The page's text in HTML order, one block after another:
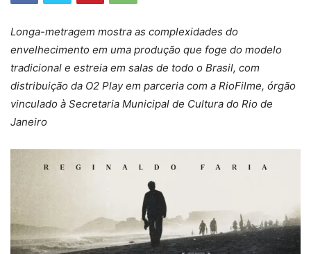
Longa-metragem mostra as complexidades do
envelhecimento em uma produção que foge do modelo
tradicional e estreia em salas de todo o Brasil, com
distribuição da O2 Play em parceria com a RioFilme, órgão
vinculado à Secretaria Municipal de Cultura do Rio de
Janeiro